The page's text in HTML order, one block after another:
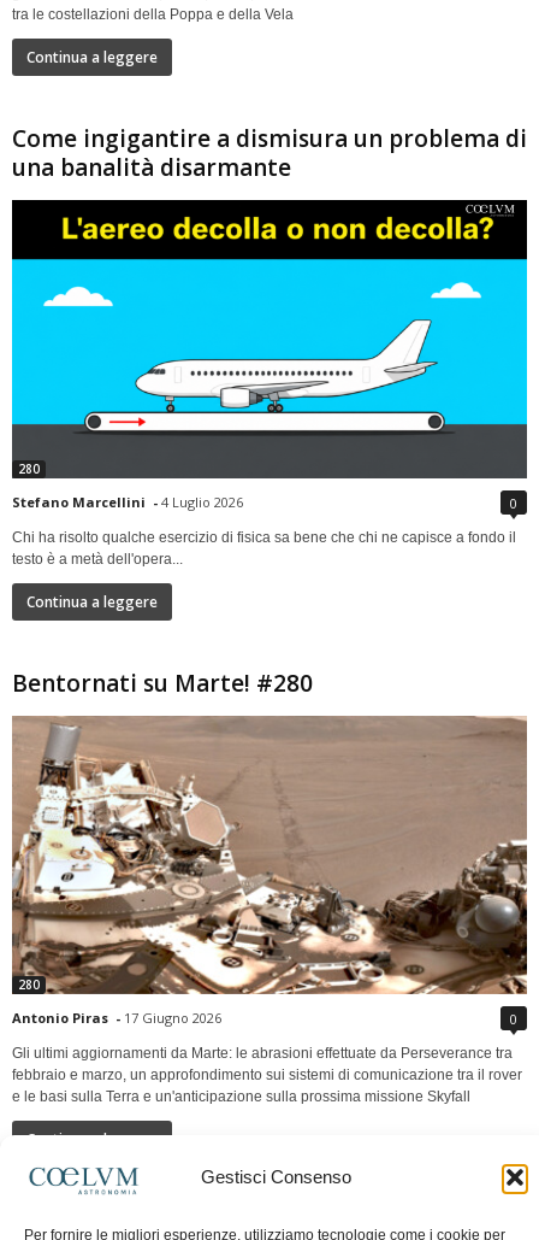
Gestisci Consenso
Per fornire le migliori esperienze, utilizziamo tecnologie come i cookie per
tra le costellazioni della Poppa e della Vela
Continua a leggere
Come ingigantire a dismisura un problema di
una banalità disarmante
280
Stefano Marcellini - 4 Luglio 2026 0
Chi ha risolto qualche esercizio di fisica sa bene che chi ne capisce a fondo il
testo è a metà dell'opera...
Continua a leggere
Bentornati su Marte! #280
280
Antonio Piras - 17 Giugno 2026 0
Gli ultimi aggiornamenti da Marte: le abrasioni effettuate da Perseverance tra
febbraio e marzo, un approfondimento sui sistemi di comunicazione tra il rover
e le basi sulla Terra e un'anticipazione sulla prossima missione Skyfall
Continua a leggere